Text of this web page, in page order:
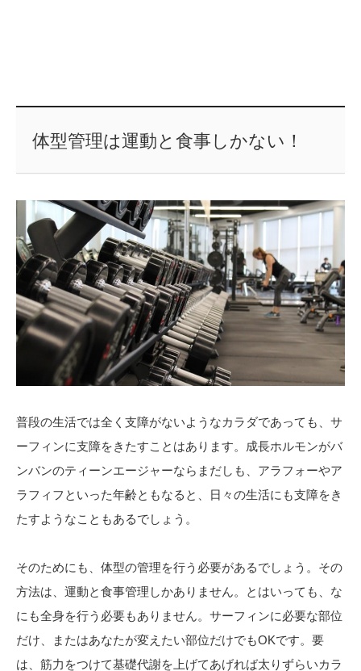
体型管理は運動と食事しかない！
普段の生活では全く支障がないようなカラダであっても、サ
ーフィンに支障をきたすことはあります。成長ホルモンがバ
ンバンのティーンエージャーならまだしも、アラフォーやア
ラフィフといった年齢ともなると、日々の生活にも支障をき
たすようなこともあるでしょう。
そのためにも、体型の管理を行う必要があるでしょう。その
方法は、運動と食事管理しかありません。とはいっても、な
にも全身を行う必要もありません。サーフィンに必要な部位
だけ、またはあなたが変えたい部位だけでもOKです。要
は、筋力をつけて基礎代謝を上げてあげれば太りずらいカラ